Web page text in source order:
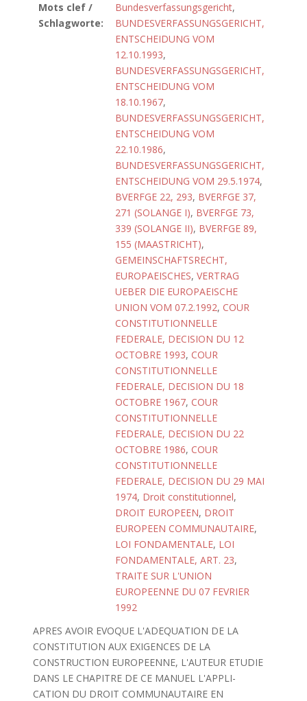
Mots clef /
Schlagworte:
Bundesverfassungsgericht,
BUNDESVERFASSUNGSGERICHT,
ENTSCHEIDUNG VOM
12.10.1993,
BUNDESVERFASSUNGSGERICHT,
ENTSCHEIDUNG VOM
18.10.1967,
BUNDESVERFASSUNGSGERICHT,
ENTSCHEIDUNG VOM
22.10.1986,
BUNDESVERFASSUNGSGERICHT,
ENTSCHEIDUNG VOM 29.5.1974,
BVERFGE 22, 293, BVERFGE 37,
271 (SOLANGE I), BVERFGE 73,
339 (SOLANGE II), BVERFGE 89,
155 (MAASTRICHT),
GEMEINSCHAFTSRECHT,
EUROPAEISCHES, VERTRAG
UEBER DIE EUROPAEISCHE
UNION VOM 07.2.1992, COUR
CONSTITUTIONNELLE
FEDERALE, DECISION DU 12
OCTOBRE 1993, COUR
CONSTITUTIONNELLE
FEDERALE, DECISION DU 18
OCTOBRE 1967, COUR
CONSTITUTIONNELLE
FEDERALE, DECISION DU 22
OCTOBRE 1986, COUR
CONSTITUTIONNELLE
FEDERALE, DECISION DU 29 MAI
1974, Droit constitutionnel,
DROIT EUROPEEN, DROIT
EUROPEEN COMMUNAUTAIRE,
LOI FONDAMENTALE, LOI
FONDAMENTALE, ART. 23,
TRAITE SUR L'UNION
EUROPEENNE DU 07 FEVRIER
1992
APRES AVOIR EVOQUE L'ADEQUATION DE LA
CONSTITUTION AUX EXIGENCES DE LA
CONSTRUCTION EUROPEENNE, L'AUTEUR ETUDIE
DANS LE CHAPITRE DE CE MANUEL L'APPLI-
CATION DU DROIT COMMUNAUTAIRE EN